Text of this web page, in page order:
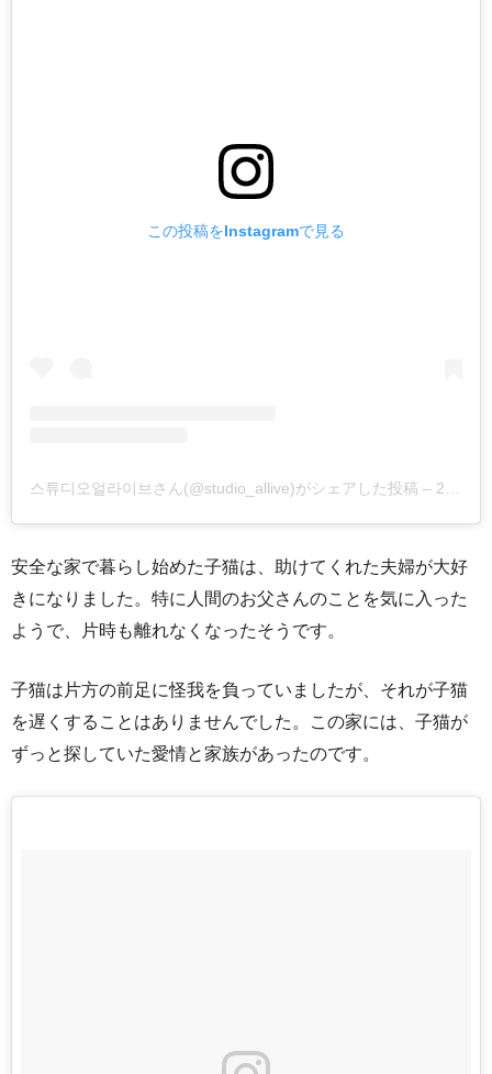
この投稿をInstagramで見る
스튜디오얼라이브さん(@studio_allive)がシェアした投稿 – 2017年 6月月18日午後7時16分PDT
安全な家で暮らし始めた子猫は、助けてくれた夫婦が大好
きになりました。特に人間のお父さんのことを気に入った
ようで、片時も離れなくなったそうです。
子猫は片方の前足に怪我を負っていましたが、それが子猫
を遅くすることはありませんでした。この家には、子猫が
ずっと探していた愛情と家族があったのです。